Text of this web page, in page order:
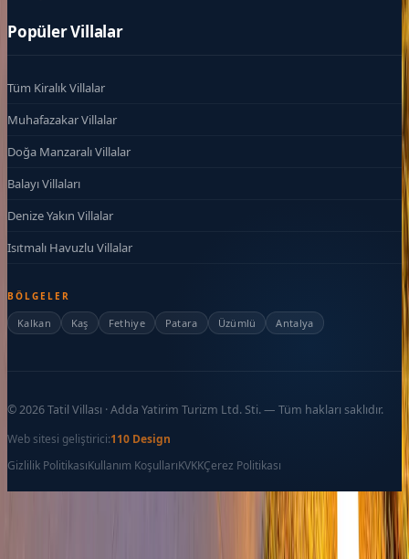
Popüler Villalar
Tüm Kiralık Villalar
Muhafazakar Villalar
Doğa Manzaralı Villalar
Balayı Villaları
Denize Yakın Villalar
Isıtmalı Havuzlu Villalar
BÖLGELER
Kalkan Kaş Fethiye Patara Üzümlü Antalya
©2026Tatil Villası · Adda Yatirim Turizm Ltd. Sti. — Tüm hakları saklıdır.
Web sitesi geliştirici:110 Design
Gizlilik PolitikasıKullanım KoşullarıKVKKÇerez Politikası